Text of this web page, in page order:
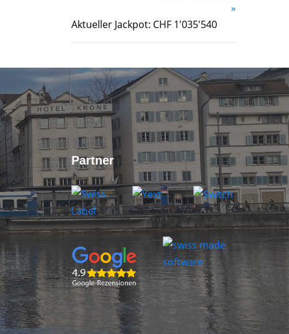
»
Aktueller Jackpot: CHF 1'035'540
Partner